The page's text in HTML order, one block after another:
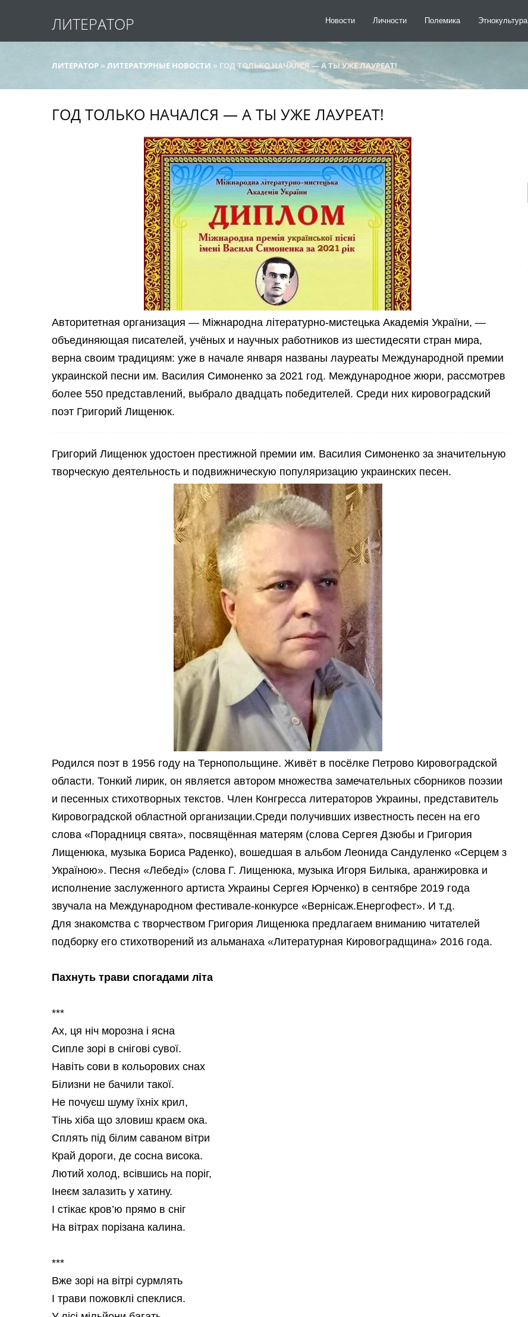
ЛИТЕРАТОР Новости Личности Полемика Этнокультура
ЛИТЕРАТОР » ЛИТЕРАТУРНЫЕ НОВОСТИ » ГОД ТОЛЬКО НАЧАЛСЯ — А ТЫ УЖЕ ЛАУРЕАТ!
ГОД ТОЛЬКО НАЧАЛСЯ — А ТЫ УЖЕ ЛАУРЕАТ!
Авторитетная организация — Міжнародна літературно-мистецька Академія України, —
объединяющая писателей, учёных и научных работников из шестидесяти стран мира,
верна своим традициям: уже в начале января названы лауреаты Международной премии
украинской песни им. Василия Симоненко за 2021 год. Международное жюри, рассмотрев
более 550 представлений, выбрало двадцать победителей. Среди них кировоградский
поэт Григорий Лищенюк.
Григорий Лищенюк удостоен престижной премии им. Василия Симоненко за значительную
творческую деятельность и подвижническую популяризацию украинских песен.
Родился поэт в 1956 году на Тернопольщине. Живёт в посёлке Петрово Кировоградской
области. Тонкий лирик, он является автором множества замечательных сборников поэзии
и песенных стихотворных текстов. Член Конгресса литераторов Украины, представитель
Кировоградской областной организации.Среди получивших известность песен на его
слова «Порадниця свята», посвящённая матерям (слова Сергея Дзюбы и Григория
Лищенюка, музыка Бориса Раденко), вошедшая в альбом Леонида Сандуленко «Серцем з
Україною». Песня «Лебеді» (слова Г. Лищенюка, музыка Игоря Билыка, аранжировка и
исполнение заслуженного артиста Украины Сергея Юрченко) в сентябре 2019 года
звучала на Международном фестивале-конкурсе «Вернісаж.Енергофест». И т.д.
Для знакомства с творчеством Григория Лищенюка предлагаем вниманию читателей
подборку его стихотворений из альманаха «Литературная Кировоградщина» 2016 года.
Пахнуть трави спогадами літа
***
Ах, ця ніч морозна і ясна
Сипле зорі в снігові сувої.
Навіть сови в кольорових снах
Білизни не бачили такої.
Не почуєш шуму їхніх крил,
Тінь хіба що зловиш краєм ока.
Сплять під білим саваном вітри
Край дороги, де сосна висока.
Лютий холод, всівшись на поріг,
Інеєм залазить у хатину.
І стікає кров’ю прямо в сніг
На вітрах порізана калина.
***
Вже зорі на вітрі сурмлять
І трави пожовклі спеклися.